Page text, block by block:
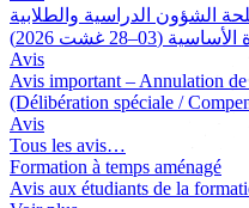
الشؤون الدراسية والطلابية
(03–28 غشت 2026)
Avis
Avis important – Annulation
(Délibération spéciale /
Avis
Tous les avis…
Formation à temps aménagé
Avis aux étudiants de la